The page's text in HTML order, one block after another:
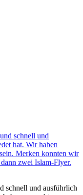
schnell und ausführlich